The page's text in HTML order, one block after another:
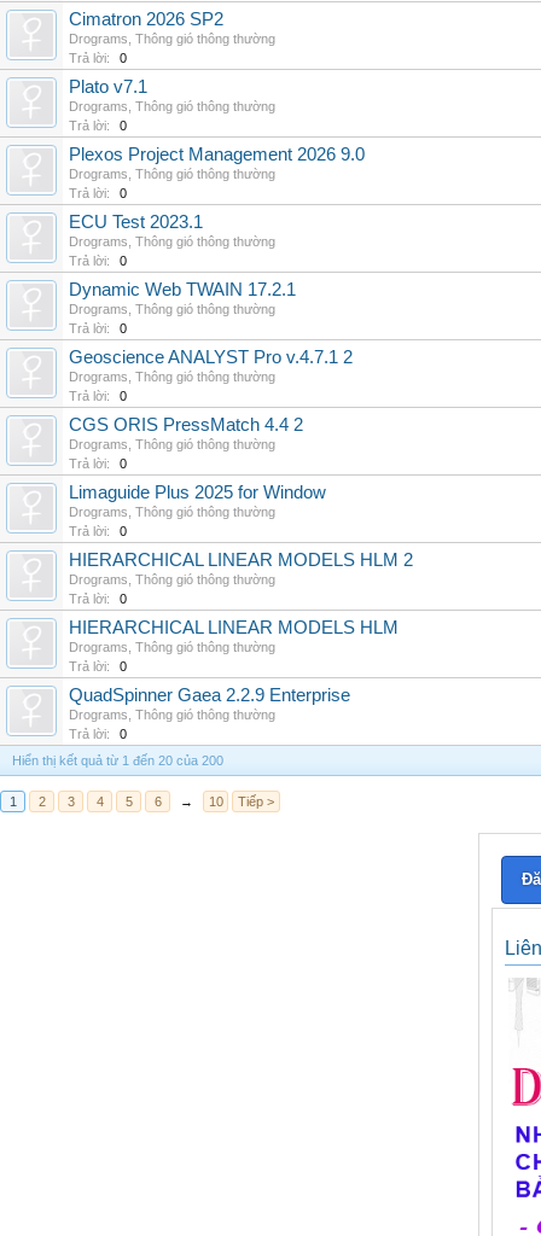
Cimatron 2026 SP2
Drograms Thông gió thông thường
Trả lời:
0
Plato v7.1
Drograms Thông gió thông thường
Trả lời:
0
Plexos Project Management 2026 9.0
Drograms Thông gió thông thường
Trả lời:
0
ECU Test 2023.1
Drograms Thông gió thông thường
Trả lời:
0
Dynamic Web TWAIN 17.2.1
Drograms Thông gió thông thường
Trả lời:
0
Geoscience ANALYST Pro v.4.7.1 2
Drograms Thông gió thông thường
Trả lời:
0
CGS ORIS PressMatch 4.4 2
Drograms Thông gió thông thường
Trả lời:
0
Limaguide Plus 2025 for Window
Drograms Thông gió thông thường
Trả lời:
0
HIERARCHICAL LINEAR MODELS HLM 2
Drograms Thông gió thông thường
Trả lời:
0
HIERARCHICAL LINEAR MODELS HLM
Drograms Thông gió thông thường
Trả lời:
0
QuadSpinner Gaea 2.2.9 Enterprise
Drograms Thông gió thông thường
Trả lời:
0
Hiển thị kết quả từ 1 đến 20 của 200
1 2 3 4 5 6 → 10 Tiếp >